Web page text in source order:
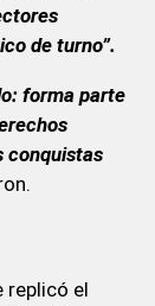
de turno”.
forma parte
conquistas
replicó el